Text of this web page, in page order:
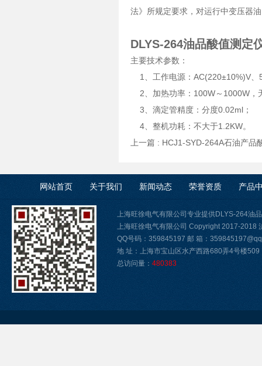
法》所规定要求，对运行中变压器
DLYS-264油品酸值测定
主要技术参数：
1、工作电源：AC(220±10%)V、
2、加热功率：100W～1000W，
3、滴定管精度：分度0.02ml；
4、整机功耗：不大于1.2KW。
上一篇 : HCJ1-SYD-264A石油产品
网站首页 关于我们 新闻动态 荣誉资质 产品
上海旺徐电气有限公司专业提供DLYS-264油
上海旺徐电气有限公司 Copyright 2017-2018
QQ号码：359845197 邮 箱：
地 址：上海市宝山区水产西路680弄4号楼509
总访问量： 480383